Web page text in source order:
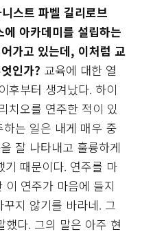
스트 파벨 길리로브
아카데미를 설립하는
가고 있는데, 이처럼 교
인가? 교육에 대한 열
후부터 생겨났다. 하이
치오를 연주한 적이 있
는 일은 내게 매우 중
잘 나타내고 훌륭하게
때문이다. 연주를 마
이 연주가 마음에 들지
지 않기를 바라네. 그
했다. 그의 말은 아주 현